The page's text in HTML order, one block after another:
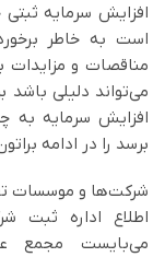
افزایش سرمایه
است به خاطر
مناقصات و مزایدات
می‌تواند دلیلی
افزایش سرمایه به
برسد را در ادامه
شرکت‌ها و موسسات
اطلاع اداره ثبت
می‌بایست مجمع